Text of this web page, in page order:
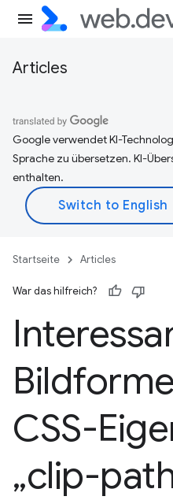
Articles
Google verwendet KI-
Sprache zu übersetzen. KI-
enthalten.
Startseite Articles
War das hilfreich?
CSS-
„clip-